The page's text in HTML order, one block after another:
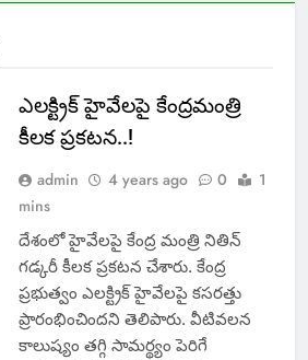
ఎలక్ట్రిక్ హైవేలపై కేంద్రమంత్రి
కీలక ప్రకటన..!
admin 4 years ago 0
1
mins
దేశంలో హైవేలపై కేంద్ర మంత్రి నితిన్
గడ్కరీ కీలక ప్రకటన చేశారు. కేంద్ర
ప్రభుత్వం ఎలక్ట్రిక్ హైవేలపై కసరత్తు
ప్రారంభించిందని తెలిపారు. వీటివలన
కాలుష్యం తగ్గి సామర్థ్యం పెరిగే